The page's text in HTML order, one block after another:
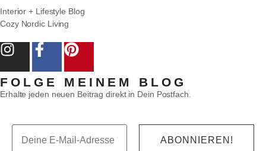
Interior + Lifestyle Blog
Cozy Nordic Living
FOLGE MEINEM BLOG
Erhalte jeden neuen Beitrag direkt in Dein Postfach.